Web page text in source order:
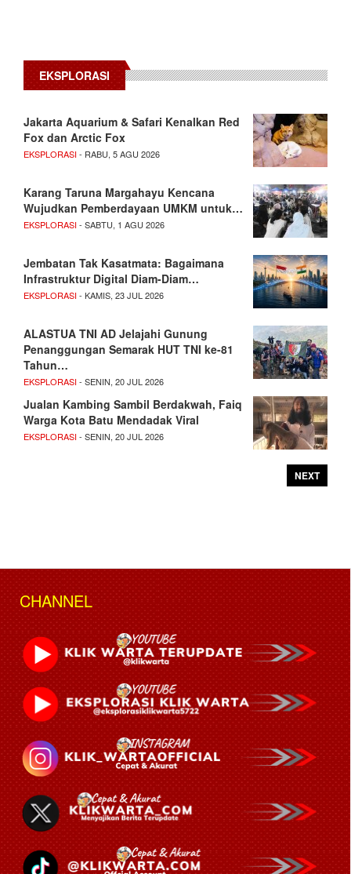
EKSPLORASI
Jakarta Aquarium & Safari Kenalkan Red
Fox dan Arctic Fox
EKSPLORASI- RABU, 5 AGU 2026
Karang Taruna Margahayu Kencana
Wujudkan Pemberdayaan UMKM untuk…
EKSPLORASI- SABTU, 1 AGU 2026
Jembatan Tak Kasatmata: Bagaimana
Infrastruktur Digital Diam-Diam…
EKSPLORASI- KAMIS, 23 JUL 2026
ALASTUA TNI AD Jelajahi Gunung
Penanggungan Semarak HUT TNI ke-81
Tahun…
EKSPLORASI- SENIN, 20 JUL 2026
Jualan Kambing Sambil Berdakwah, Faiq
Warga Kota Batu Mendadak Viral
EKSPLORASI- SENIN, 20 JUL 2026
NEXT
CHANNEL